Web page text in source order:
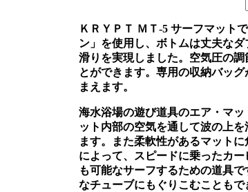
ＫＲＹＰＴ ＭＴ-5 サーフマット
ン」を使用し、ボトムは丈夫な
滑りを実現しました。空気圧の
とができます。専用の収納バッ
まえます。
海水浴場の遊び道具のエア・マ
ット内部の空気を通して波の上
ます。また柔軟性があるマット
によって、スピードに乗ったカ
も可能なサーフするための道具
なチューブにもぐりこむこともで